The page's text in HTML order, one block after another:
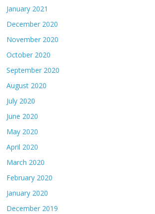
January 2021
December 2020
November 2020
October 2020
September 2020
August 2020
July 2020
June 2020
May 2020
April 2020
March 2020
February 2020
January 2020
December 2019